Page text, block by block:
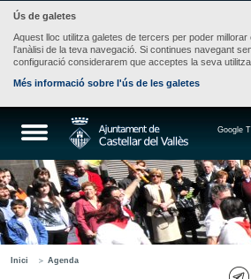
Ús de galetes
Aquest lloc utilitza galetes de tercers per poder
l'anàlisi de la teva navegació. Si continues navegant
configuració considerarem que acceptes la seva
Més informació sobre l'ús de les galetes
Google
Inici Agenda